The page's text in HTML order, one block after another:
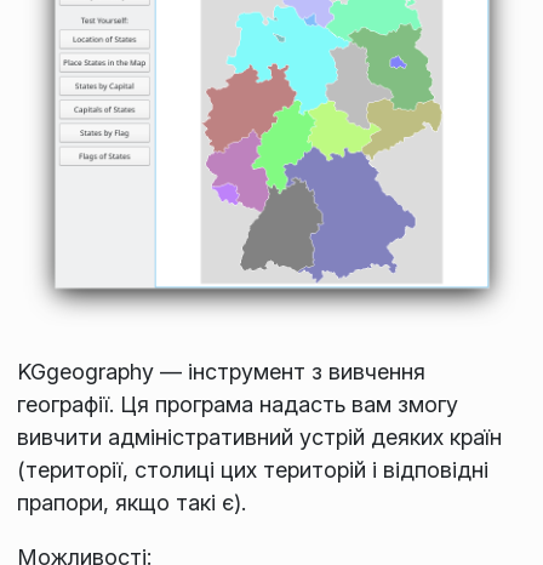
KGgeography — інструмент з вивчення
географії. Ця програма надасть вам змогу
вивчити адміністративний устрій деяких країн
(території, столиці цих територій і відповідні
прапори, якщо такі є).
Можливості: